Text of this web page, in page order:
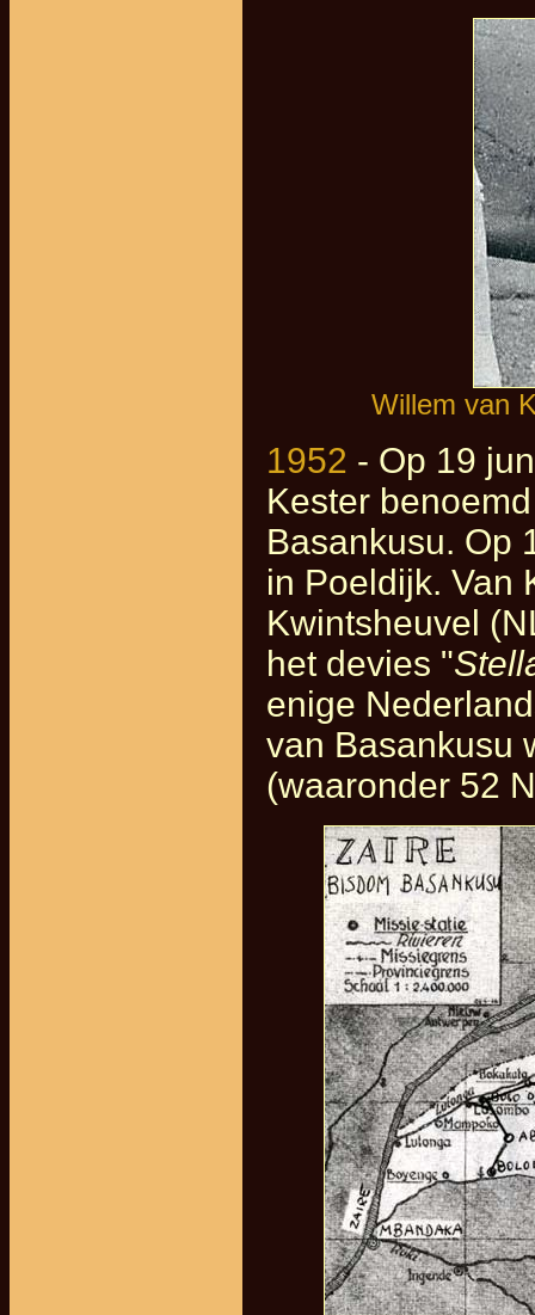
Willem van
1952 - Op 19
Kester
Basankusu. Op
in Poeldijk. Van
Kwintsheuvel
het devies "
enige
van Basankusu
(waaronder 52